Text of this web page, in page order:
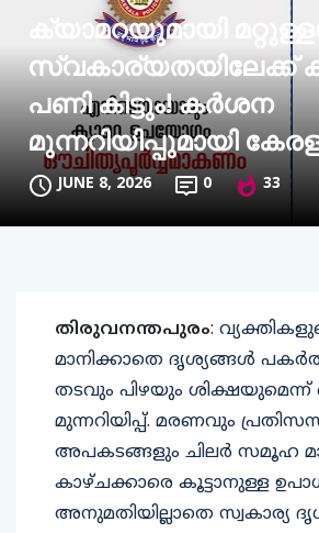
ക്യാമറയുമായി
സ്വകാര്യതയിലേക്ക്
പണി കിട്ടും! കർശന
മുന്നറിയിപ്പുമായി
JUNE 8, 2026 0 33
തിരുവനന്തപുരം:
മാനിക്കാതെ ദൃശ്യങ്ങൾ
തടവും പിഴയും ശിക്ഷയുമെന്ന്
മുന്നറിയിപ്പ്. മരണവും
അപകടങ്ങളും ചിലർ സമൂഹ
കാഴ്ചക്കാരെ കൂട്ടാനുള്ള
അനുമതിയില്ലാതെ സ്വകാര്യ